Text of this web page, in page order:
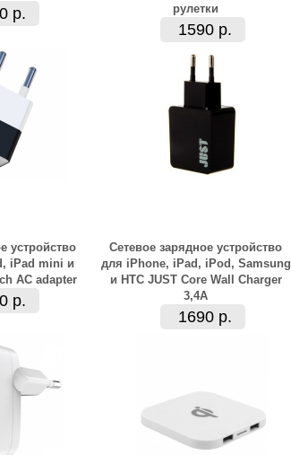
р.
рулетки
1590 р.
устройство
iPad mini и
AC adapter
р.
Сетевое зарядное устройство
для iPhone, iPad, iPod, Samsung
и HTC JUST Core Wall Charger
3,4А
1690 р.